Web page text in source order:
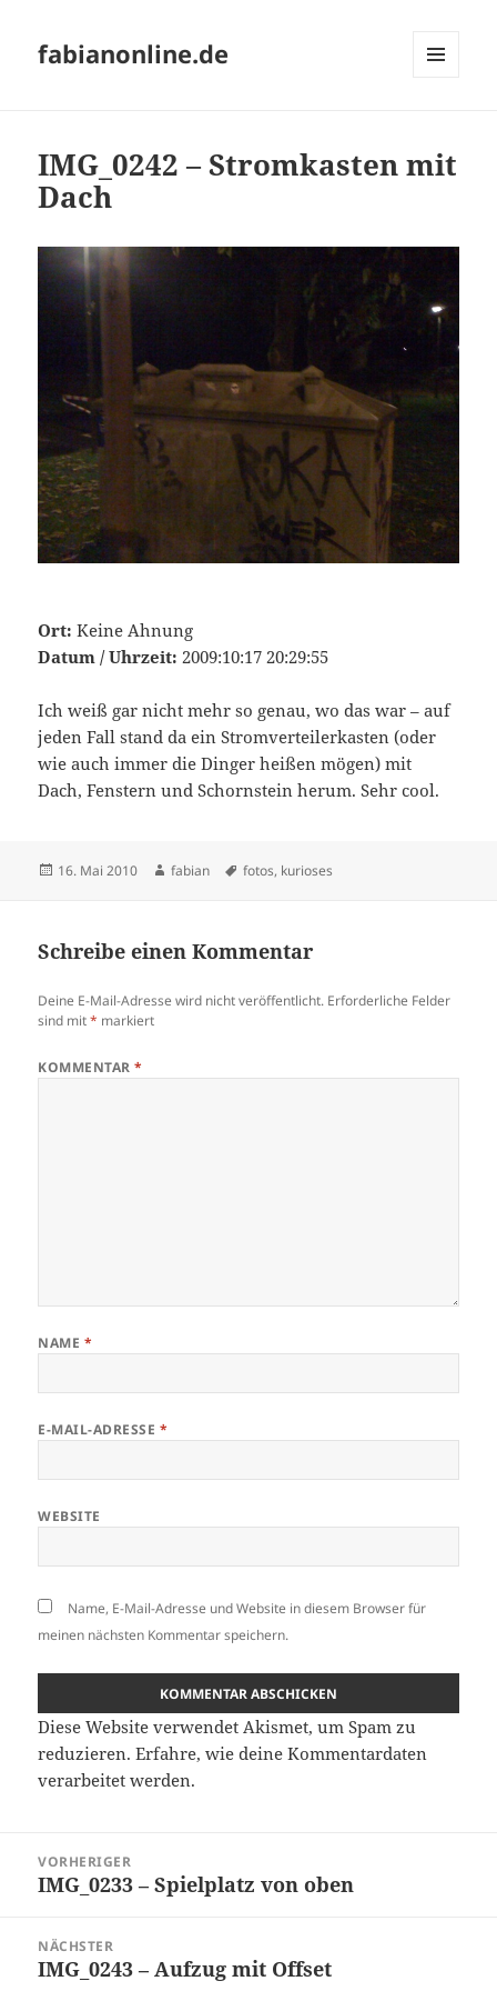
fabianonline.de
IMG_0242 – Stromkasten mit
Dach
Ort: Keine Ahnung
Datum / Uhrzeit: 2009:10:17 20:29:55
Ich weiß gar nicht mehr so genau, wo das war – auf
jeden Fall stand da ein Stromverteilerkasten (oder
wie auch immer die Dinger heißen mögen) mit
Dach, Fenstern und Schornstein herum. Sehr cool.
Veröffentlicht
16. Mai 2010 Autor
fabian Schlagwörter
fotos, kurioses
Schreibe einen Kommentar
Deine E-Mail-Adresse wird nicht veröffentlicht. Erforderliche Felder
sind mit* markiert
KOMMENTAR*
NAME *
E-MAIL-ADRESSE *
WEBSITE
Name, E-Mail-Adresse und Website in diesem Browser für
meinen nächsten Kommentar speichern.
Diese Website verwendet Akismet, um Spam zu
reduzieren.Erfahre, wie deine Kommentardaten
verarbeitet werden.
VORHERIGER
Vorheriger
IMG_0233 – Spielplatz von oben
NÄCHSTER
Nächster
IMG_0243 – Aufzug mit Offset